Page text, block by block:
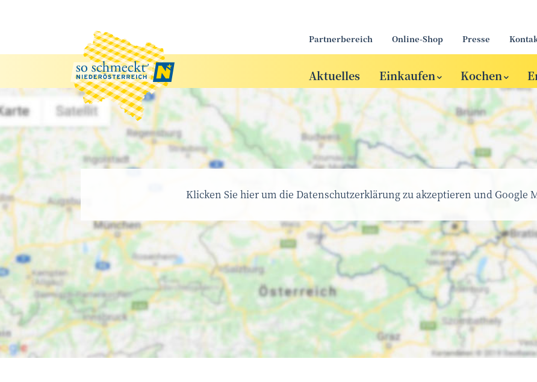
Partnerbereich Online-Shop Presse
Aktuelles Einkaufen Kochen
Klicken Sie hier um die Datenschutzerklärung zu akzeptieren und Google